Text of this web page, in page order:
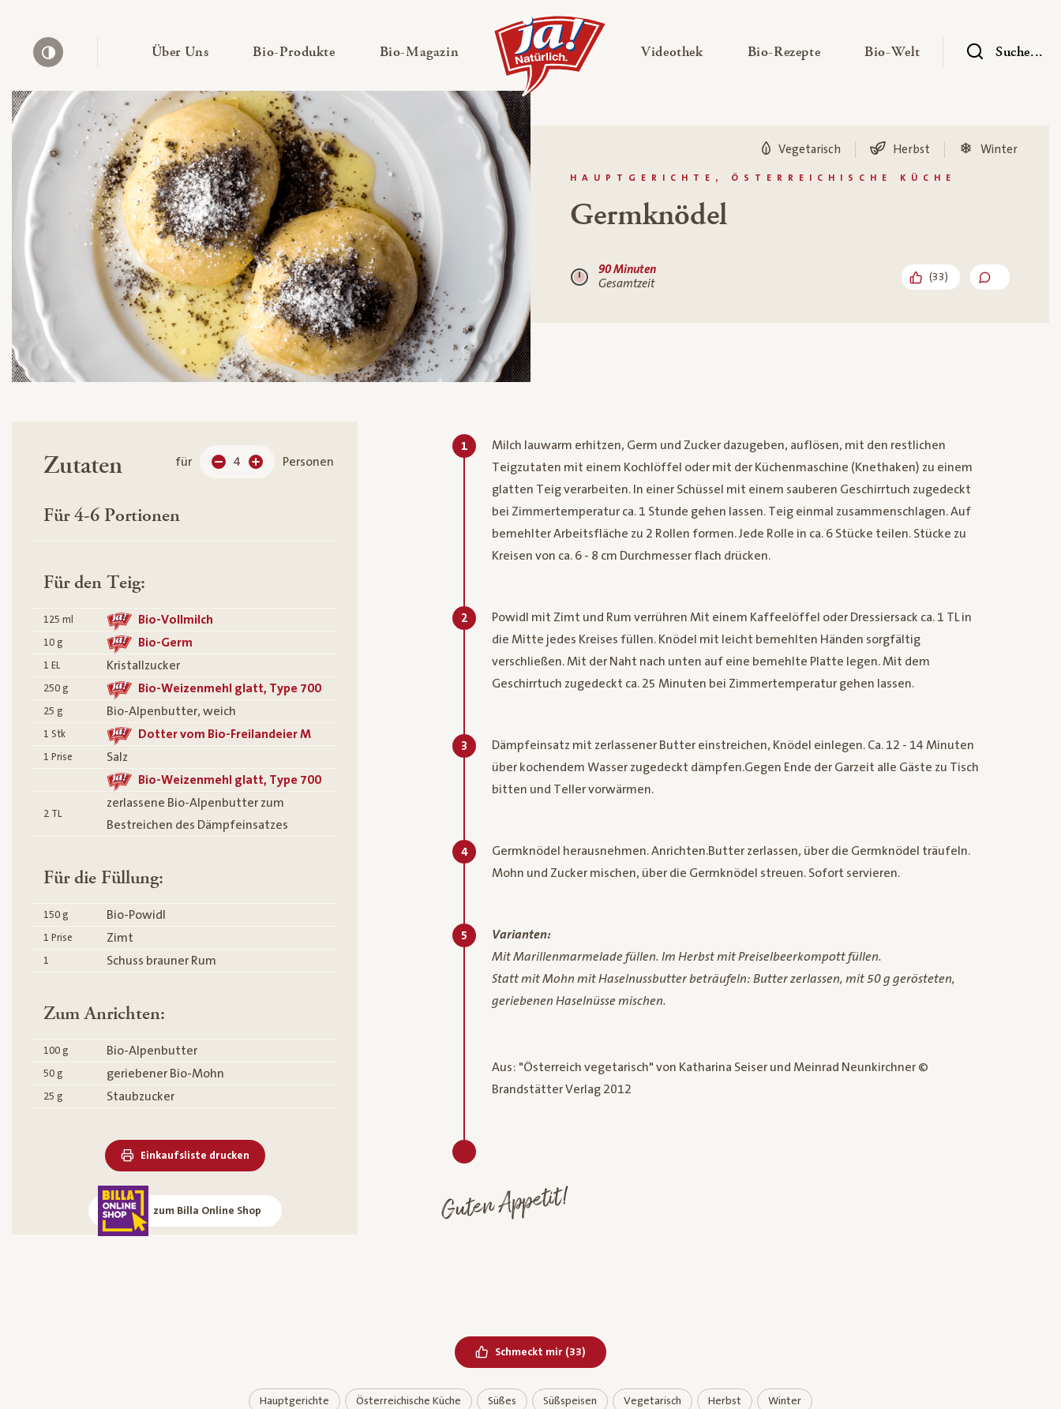
Über Uns— Untermenü ausklappen
Bio-Produkte— Untermenü ausklappen
Bio-Magazin — Untermenü ausklappen Videothek— Untermenü ausklappen
Bio-Rezepte— Untermenü ausklappen
Bio-Welt — UntermenüSuche...
HAUPTGERICHTE, ÖSTERREICHISCHE KÜCHE
Vegetarisch Herbst Winter
Germknödel
90 Minuten
Gesamtzeit
(33)
Zutaten für 4 Personen
Für 4-6 Portionen
Für den Teig:
125 ml Bio-Vollmilch
10 g Bio-Germ
1 EL Kristallzucker
250 g Bio-Weizenmehl glatt, Type 700
25 g Bio-Alpenbutter, weich
1 Stk Dotter vom Bio-Freilandeier M
1 Prise
Salz
Bio-Weizenmehl glatt, Type 700
2 TL
zerlassene Bio-Alpenbutter zum
Bestreichen des Dämpfeinsatzes
Für die Füllung:
150 g Bio-Powidl
1 Prise Zimt
1 Schuss brauner Rum
Zum Anrichten:
100 g Bio-Alpenbutter
50 g geriebener Bio-Mohn
25 g Staubzucker
Einkaufsliste drucken
zum Billa Online Shop
1
Milch lauwarm erhitzen, Germ und Zucker dazugeben, auflösen, mit den restlichen
Teigzutaten mit einem Kochlöffel oder mit der Küchenmaschine (Knethaken) zu einem
glatten Teig verarbeiten. In einer Schüssel mit einem sauberen Geschirrtuch zugedeckt
bei Zimmertemperatur ca. 1 Stunde gehen lassen. Teig einmal zusammenschlagen. Auf
bemehlter Arbeitsfläche zu 2 Rollen formen. Jede Rolle in ca. 6 Stücke teilen. Stücke zu
Kreisen von ca. 6 - 8 cm Durchmesser flach drücken.
2
Powidl mit Zimt und Rum verrühren Mit einem Kaffeelöffel oder Dressiersack ca. 1 TL in
die Mitte jedes Kreises füllen. Knödel mit leicht bemehlten Händen sorgfältig
verschließen. Mit der Naht nach unten auf eine bemehlte Platte legen. Mit dem
Geschirrtuch zugedeckt ca. 25 Minuten bei Zimmertemperatur gehen lassen.
3
Dämpfeinsatz mit zerlassener Butter einstreichen, Knödel einlegen. Ca. 12 - 14 Minuten
über kochendem Wasser zugedeckt dämpfen.Gegen Ende der Garzeit alle Gäste zu Tisch
bitten und Teller vorwärmen.
4
Germknödel herausnehmen. Anrichten.Butter zerlassen, über die Germknödel träufeln.
Mohn und Zucker mischen, über die Germknödel streuen. Sofort servieren.
5
Varianten:
Mit Marillenmarmelade füllen. Im Herbst mit Preiselbeerkompott füllen.
Statt mit Mohn mit Haselnussbutter beträufeln: Butter zerlassen, mit 50 g gerösteten,
geriebenen Haselnüsse mischen.
Aus: "Österreich vegetarisch" von Katharina Seiser und Meinrad Neunkirchner ©
Brandstätter Verlag 2012
Guten Appetit!
Schmeckt mir Bereits geliked
(33)
Hauptgerichte Österreichische Küche Süßes Süßspeisen Vegetarisch Herbst Winter